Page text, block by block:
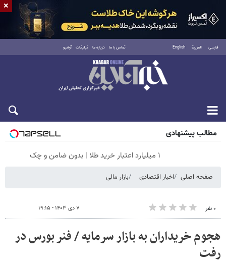
فارسی العربية English تماس با ما درباره ما تبلیغات آرشیو
شنبه ۱۷ مرداد ۱۴۰۵
مطالب پیشنهادی
۱ میلیارد اعتبار خرید طلا | بدون ضامن و چک
صفحه اصلی اخبار اقتصادی بازار مالی
۰ نفر ۷ دی ۱۴۰۳ - ۱۹:۱۵
هجوم خریداران به بازار سرمایه / فنر بورس در
رفت
×